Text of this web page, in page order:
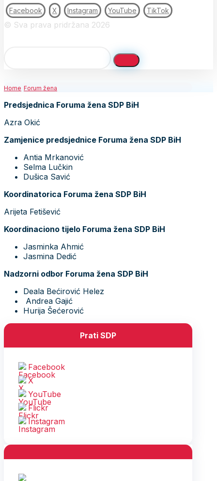
Facebook X Instagram YouTube TikTok
© Sva prava pridržana 2026
Home Forum žena
Predsjednica Foruma žena SDP BiH
Azra Okić
Zamjenice predsjednice Foruma žena SDP BiH
Antia Mrkanović
Selma Lučkin
Dušica Savić
Koordinatorica Foruma žena SDP BiH
Arijeta Fetišević
Koordinaciono tijelo Foruma žena SDP BiH
Jasminka Ahmić
Jasmina Dedić
Nadzorni odbor Foruma žena SDP BiH
Deala Bećirović Helez
Andrea Gajić
Hurija Šećerović
Prati SDP
Facebook
X
YouTube
Flickr
Instagram